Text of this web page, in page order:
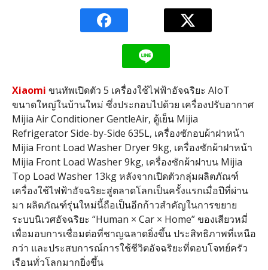
Xiaomi ขนทัพเปิดตัว 5 เครื่องใช้ไฟฟ้าอัจฉริยะ AIoT
ขนาดใหญ่ในบ้านใหม่ ซึ่งประกอบไปด้วย เครื่องปรับอากาศ
Mijia Air Conditioner GentleAir, ตู้เย็น Mijia
Refrigerator Side-by-Side 635L, เครื่องซักอบผ้าฝาหน้า
Mijia Front Load Washer Dryer 9kg, เครื่องซักผ้าฝาหน้า
Mijia Front Load Washer 9kg, เครื่องซักผ้าฝาบน Mijia
Top Load Washer 13kg หลังจากเปิดตัวกลุ่มผลิตภัณฑ์
เครื่องใช้ไฟฟ้าอัจฉริยะสู่ตลาดโลกเป็นครั้งแรกเมื่อปีที่ผ่าน
มา ผลิตภัณฑ์รุ่นใหม่นี้ถือเป็นอีกก้าวสำคัญในการขยาย
ระบบนิเวศอัจฉริยะ “Human × Car × Home” ของเสียวหมี่
เพื่อมอบการเชื่อมต่อที่ชาญฉลาดยิ่งขึ้น ประสิทธิภาพที่เหนือ
กว่า และประสบการณ์การใช้ชีวิตอัจฉริยะที่ตอบโจทย์ครัว
เรือนทั่วโลกมากยิ่งขึ้น